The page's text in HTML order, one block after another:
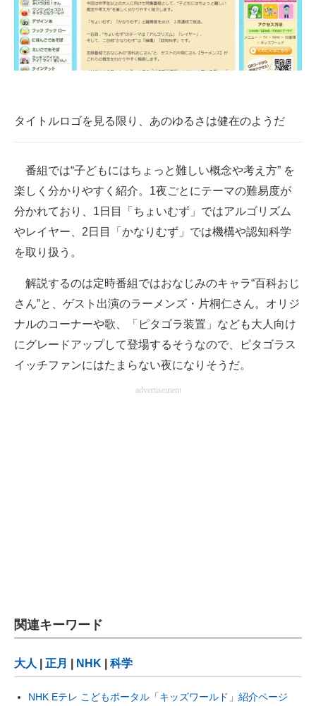
マーケ×ITの今がよく分かる
ITエンジニア向け専門サイト
製造業のIT導入・活用を支援
モノづくり技術者専門サイト
電子設計の基本と応用
ちょっと気になるネットの話題
タイトルロゴを見る限り、あのゆるさは健在のようだ
番組では“子どもにはちょっと難しい概念や考え方” を
楽しく分かりやすく紹介。1夜ごとにテーマの難易度が
分かれており、1日目「ちょいむず」ではアルゴリズム
やレイヤー、2日目「かなりむず」では機構や認知科学
を取り扱う。
解説するのは定時番組ではおなじみのキャラ“百科おじ
さん”と、ゲスト出演のラーメンズ・片桐仁さん。オリジ
ナルのコーナーや歌、「ピタゴラ装置」なども大人向け
にグレードアップして登場するそうなので、ピタゴラス
イッチファンにはたまらない夜になりそうだ。
advertisement
関連キーワード
大人 正月 NHK 科学
NHK Eテレ こどもポータル「キッズワールド」紹介ページ